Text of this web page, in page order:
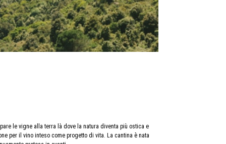
le vigne alla terra là dove la natura diventa più ostica e
per il vino inteso come progetto di vita. La cantina è nata